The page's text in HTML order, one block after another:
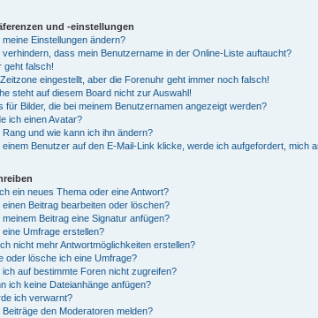
und -einstellungen
Einstellungen ändern?
verhindern, dass mein Benutzername in der Online-Liste auftaucht?
geht falsch!
eingestellt, aber die Forenuhr geht immer noch falsch!
steht auf diesem Board nicht zur Auswahl!
für Bilder, die bei meinem Benutzernamen angezeigt werden?
ich einen Avatar?
Rang und wie kann ich ihn ändern?
einem Benutzer auf den E-Mail-Link klicke, werde ich aufgefordert, mich
ein neues Thema oder eine Antwort?
Beitrag bearbeiten oder löschen?
Beitrag eine Signatur anfügen?
Umfrage erstellen?
nicht mehr Antwortmöglichkeiten erstellen?
oder lösche ich eine Umfrage?
auf bestimmte Foren nicht zugreifen?
ich keine Dateianhänge anfügen?
ich verwarnt?
den Moderatoren melden?